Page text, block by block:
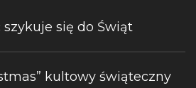
się do Świąt
kultowy świąteczny